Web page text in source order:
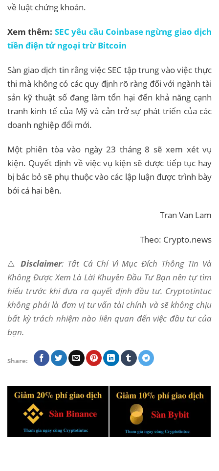
về luật chứng khoán.
Xem thêm: SEC yêu cầu Coinbase ngừng giao dịch
tiền điện tử ngoại trừ Bitcoin
Sàn giao dịch tin rằng việc SEC tập trung vào việc thực
thi mà không có các quy định rõ ràng đối với ngành tài
sản kỹ thuật số đang làm tổn hại đến khả năng cạnh
tranh kinh tế của Mỹ và cản trở sự phát triển của các
doanh nghiệp đổi mới.
Một phiên tòa vào ngày 23 tháng 8 sẽ xem xét vụ
kiện. Quyết định về việc vụ kiện sẽ được tiếp tục hay
bị bác bỏ sẽ phụ thuộc vào các lập luận được trình bày
bởi cả hai bên.
Tran Van Lam
Theo: Crypto.news
⚠️Disclaimer: Tất Cả Chỉ Vì Mục Đích Thông Tin Và
Không Được Xem Là Lời Khuyên Đầu Tư Bạn nên tự tìm
hiểu trước khi đưa ra quyết định đầu tư. Cryptotintuc
không phải là đơn vị tư vấn tài chính và sẽ không chịu
bất kỳ trách nhiệm nào liên quan đến việc đầu tư của
bạn.
Share: